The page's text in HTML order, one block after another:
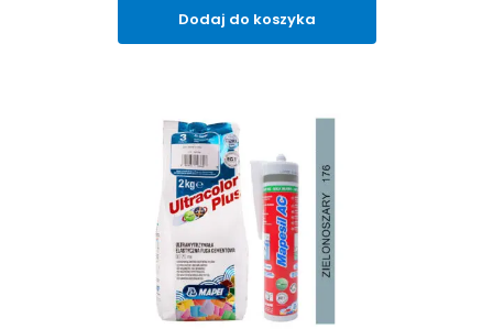
Dodaj do koszyka